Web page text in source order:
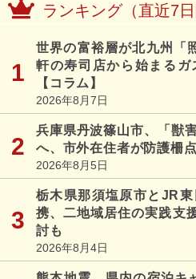
ランキング（直近7日
世界の富裕層が北九州「
軒の寿司店から始まる
【コラム】
2026年8月7日
兵庫県丹波篠山市、「獣
へ、市外在住者が防護柵
2026年8月5日
栃木県那須塩原市とJR
携、二地域居住の実践支
討も
2026年8月4日